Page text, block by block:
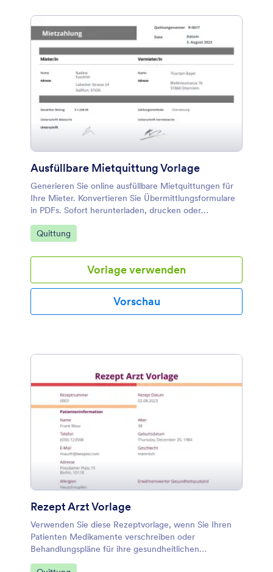
Ausfüllbare Mietquittung Vorlage
Generieren Sie online ausfüllbare Mietquittungen für
Ihre Mieter. Konvertieren Sie Übermittlungsformulare
in PDFs. Sofort herunterladen, drucken oder
weitergeben. Durch Drag & Drop können Sie die
Formulare in Minutenschnelle anpassen.
Zur Kategorie:
Quittung
Vorlage verwenden
Vorschau
Rezept Arzt Vorlage
Verwenden Sie diese Rezeptvorlage, wenn Sie Ihren
Patienten Medikamente verschreiben oder
Behandlungspläne für ihre gesundheitlichen
Beschwerden erstellen. Dieses PDF-Dokument kann